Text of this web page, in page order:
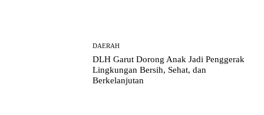
DAERAH
DLH Garut Dorong Anak Jadi Penggerak
Lingkungan Bersih, Sehat, dan
Berkelanjutan